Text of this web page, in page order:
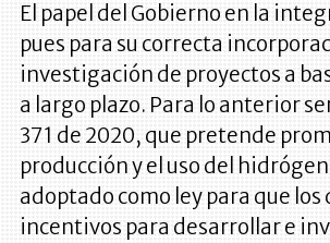
El papel del Gobierno en la
pues para su correcta
investigación de proyectos a
a largo plazo. Para lo anterior
371 de 2020, que pretende
producción y el uso del
adoptado como ley para que
incentivos para desarrollar e